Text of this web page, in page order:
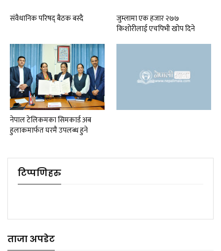
संवैधानिक परिषद् बैठक बस्दै
जुम्लामा एक हजार २७७
किशोरीलाई एचपिभी खोप दिने
नेपाल टेलिकमका सिमकार्ड अब
हुलाकमार्फत घरमै उपलब्ध हुने
टिप्पणिहरु
ताजा अपडेट